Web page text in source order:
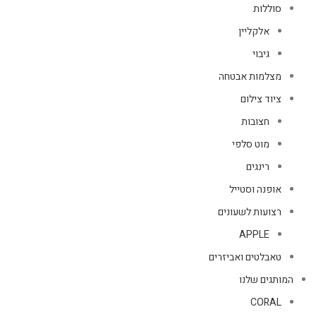
סוללות
אלקליין
גיבוי
מצלמות אבטחה
ציוד צילום
חצובות
מוט סלפי
רינגים
אופנה וסטייל
רצועות לשעונים
APPLE
טאבלטים ואביזרים
המותגים שלנו
CORAL